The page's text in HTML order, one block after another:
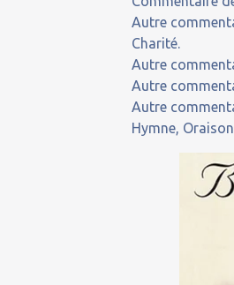
Autre
Charité.
Autre
Autre
Autre
Hymne,